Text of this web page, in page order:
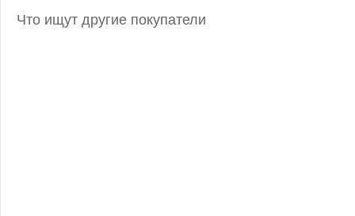
Что ищут другие покупатели